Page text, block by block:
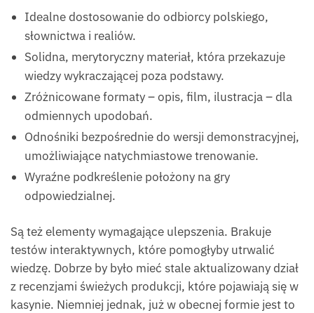
Idealne dostosowanie do odbiorcy polskiego,
słownictwa i realiów.
Solidna, merytoryczny materiał, która przekazuje
wiedzy wykraczającej poza podstawy.
Zróżnicowane formaty – opis, film, ilustracja – dla
odmiennych upodobań.
Odnośniki bezpośrednie do wersji demonstracyjnej,
umożliwiające natychmiastowe trenowanie.
Wyraźne podkreślenie położony na gry
odpowiedzialnej.
Są też elementy wymagające ulepszenia. Brakuje
testów interaktywnych, które pomogłyby utrwalić
wiedzę. Dobrze by było mieć stale aktualizowany dział
z recenzjami świeżych produkcji, które pojawiają się w
kasynie. Niemniej jednak, już w obecnej formie jest to